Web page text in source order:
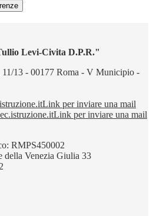
Levi-Civita D.P.R."
13 - 00177 Roma - V Municipio -
Link per inviare una mail
Link per inviare una mail
RMPS450002
della Venezia Giulia 33